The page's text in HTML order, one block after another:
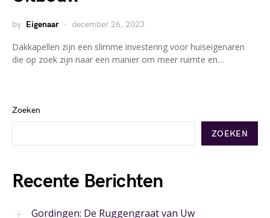
by Eigenaar december 26, 2023
Dakkapellen zijn een slimme investering voor huiseigenaren
die op zoek zijn naar een manier om meer ruimte en…
Zoeken
ZOEKEN
Recente Berichten
Gordingen: De Ruggengraat van Uw